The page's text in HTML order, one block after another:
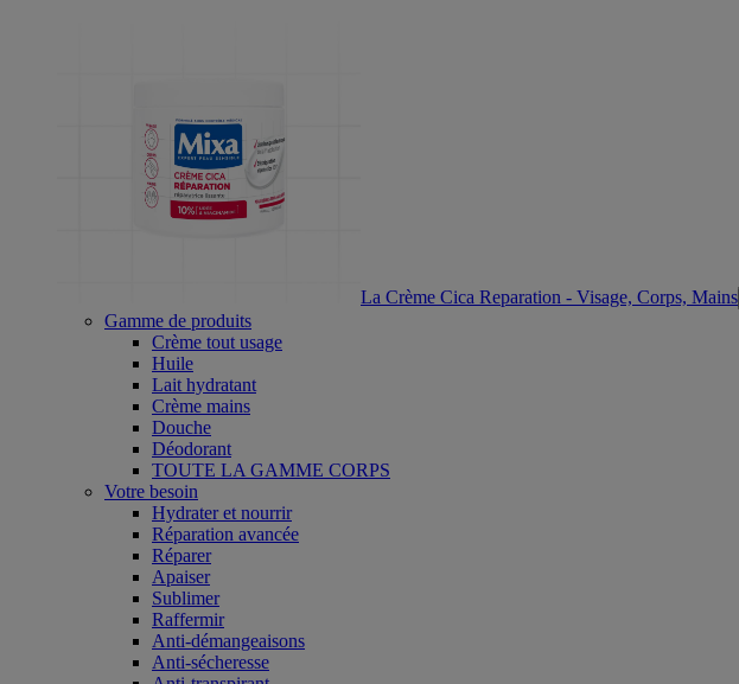
La Crème Cica Reparation - Visage, Corps, Mains
Gamme de produits
Crème tout usage
Huile
Lait hydratant
Crème mains
Douche
Déodorant
TOUTE LA GAMME CORPS
Votre besoin
Hydrater et nourrir
Réparation avancée
Réparer
Apaiser
Sublimer
Raffermir
Anti-démangeaisons
Anti-sécheresse